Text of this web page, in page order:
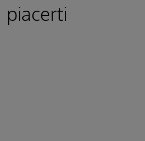
piacerti